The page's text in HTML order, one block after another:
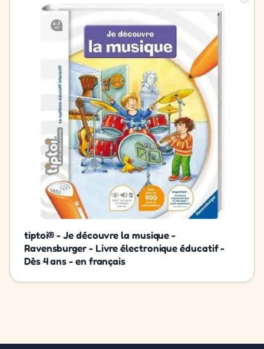
tiptoi® - Je découvre la musique -
Ravensburger - Livre électronique éducatif -
Dès 4 ans - en français